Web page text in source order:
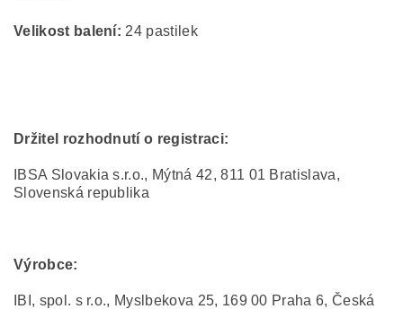
Velikost balení: 24 pastilek
Držitel rozhodnutí o registraci:
IBSA Slovakia s.r.o., Mýtná 42, 811 01 Bratislava,
Slovenská republika
Výrobce:
IBI, spol. s r.o., Myslbekova 25, 169 00 Praha 6, Česká